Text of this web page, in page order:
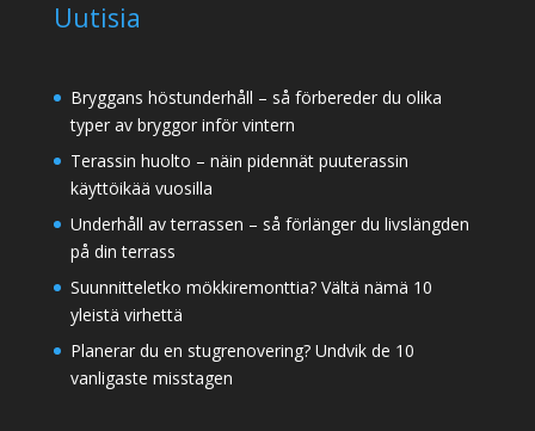
Uutisia
Bryggans höstunderhåll – så förbereder du olika
typer av bryggor inför vintern
Terassin huolto – näin pidennät puuterassin
käyttöikää vuosilla
Underhåll av terrassen – så förlänger du livslängden
på din terrass
Suunnitteletko mökkiremonttia? Vältä nämä 10
yleistä virhettä
Planerar du en stugrenovering? Undvik de 10
vanligaste misstagen